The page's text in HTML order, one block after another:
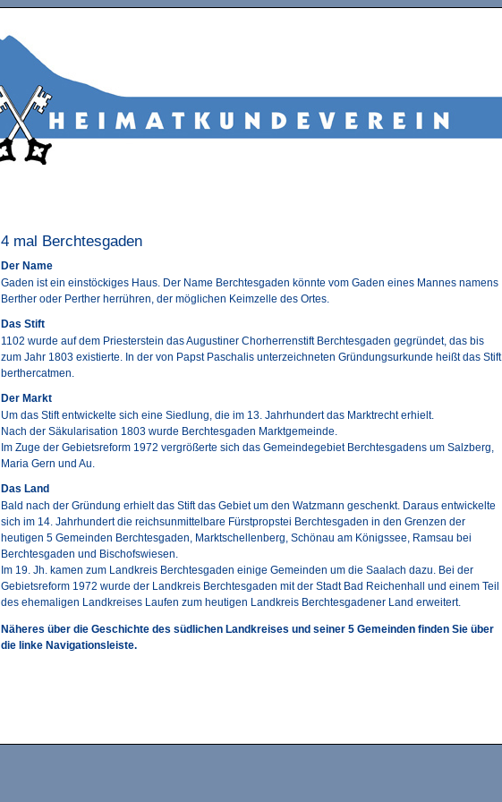
4 mal Berchtesgaden
Der Name
Gaden ist ein einstöckiges Haus. Der Name Berchtesgaden könnte vom Gaden eines Mannes namens
Berther oder Perther herrühren, der möglichen Keimzelle des Ortes.
Das Stift
1102 wurde auf dem Priesterstein das Augustiner Chorherrenstift Berchtesgaden gegründet, das bis
zum Jahr 1803 existierte. In der von Papst Paschalis unterzeichneten Gründungsurkunde heißt das Stift
berthercatmen.
Der Markt
Um das Stift entwickelte sich eine Siedlung, die im 13. Jahrhundert das Marktrecht erhielt.
Nach der Säkularisation 1803 wurde Berchtesgaden Marktgemeinde.
Im Zuge der Gebietsreform 1972 vergrößerte sich das Gemeindegebiet Berchtesgadens um Salzberg,
Maria Gern und Au.
Das Land
Bald nach der Gründung erhielt das Stift das Gebiet um den Watzmann geschenkt. Daraus entwickelte
sich im 14. Jahrhundert die reichsunmittelbare Fürstpropstei Berchtesgaden in den Grenzen der
heutigen 5 Gemeinden Berchtesgaden, Marktschellenberg, Schönau am Königssee, Ramsau bei
Berchtesgaden und Bischofswiesen.
Im 19. Jh. kamen zum Landkreis Berchtesgaden einige Gemeinden um die Saalach dazu. Bei der
Gebietsreform 1972 wurde der Landkreis Berchtesgaden mit der Stadt Bad Reichenhall und einem Teil
des ehemaligen Landkreises Laufen zum heutigen Landkreis Berchtesgadener Land erweitert.
Näheres über die Geschichte des südlichen Landkreises und seiner 5 Gemeinden finden Sie über
die linke Navigationsleiste.